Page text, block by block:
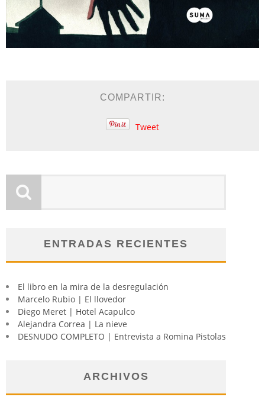
COMPARTIR:
Tweet
ENTRADAS RECIENTES
El libro en la mira de la desregulación
Marcelo Rubio | El llovedor
Diego Meret | Hotel Acapulco
Alejandra Correa | La nieve
DESNUDO COMPLETO | Entrevista a Romina Pistolas
ARCHIVOS